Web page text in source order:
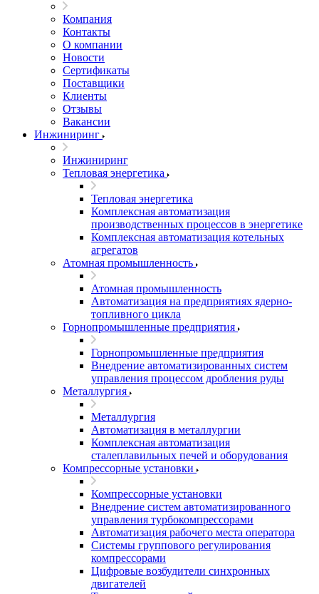
Компания
Контакты
О компании
Новости
Сертификаты
Поставщики
Клиенты
Отзывы
Вакансии
Инжиниринг
Инжиниринг
Тепловая энергетика
Тепловая энергетика
Комплексная автоматизация
производственных процессов в энергетике
Комплексная автоматизация котельных
агрегатов
Атомная промышленность
Атомная промышленность
Автоматизация на предприятиях ядерно-
топливного цикла
Горнопромышленные предприятия
Горнопромышленные предприятия
Внедрение автоматизированных систем
управления процессом дробления руды
Металлургия
Металлургия
Автоматизация в металлургии
Комплексная автоматизация
сталеплавильных печей и оборудования
Компрессорные установки
Компрессорные установки
Внедрение систем автоматизированного
управления турбокомпрессорами
Автоматизация рабочего места оператора
Системы группового регулирования
компрессорами
Цифровые возбудители синхронных
двигателей